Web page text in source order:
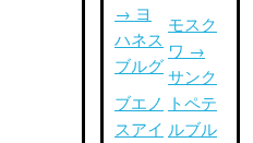
→ ヨ
ハネス
ブルグ
ブエノ
スアイ
モスク
ワ →
サンク
トペテ
ルブル